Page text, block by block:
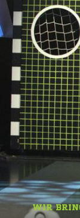
WIR